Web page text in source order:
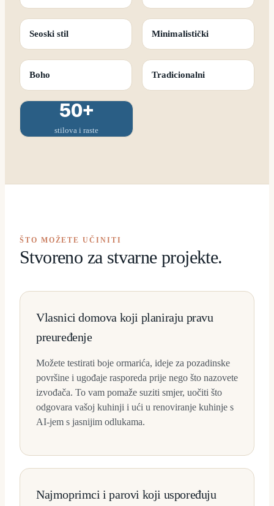
Seoski stil Minimalistički
Boho Tradicionalni
50+
stilova i raste
ŠTO MOŽETE UČINITI
Stvoreno za stvarne projekte.
Vlasnici domova koji planiraju pravu
preuređenje
Možete testirati boje ormarića, ideje za pozadinske
površine i ugođaje rasporeda prije nego što nazovete
izvođača. To vam pomaže suziti smjer, uočiti što
odgovara vašoj kuhinji i ući u renoviranje kuhinje s
AI-jem s jasnijim odlukama.
Najmoprimci i parovi koji uspoređuju